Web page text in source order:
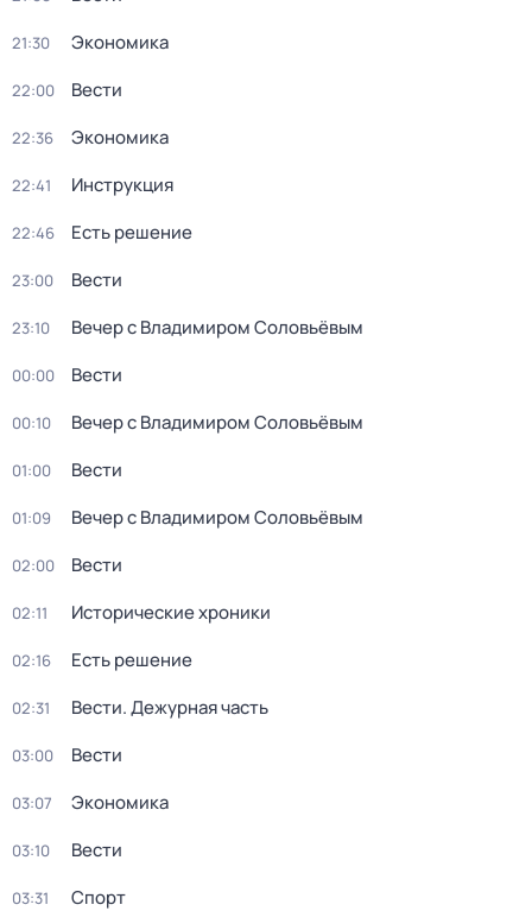
21:30 Экономика
22:00 Вести
22:36 Экономика
22:41 Инструкция
22:46 Есть решение
23:00 Вести
23:10 Вечер с Владимиром Соловьёвым
00:00 Вести
00:10 Вечер с Владимиром Соловьёвым
01:00 Вести
01:09 Вечер с Владимиром Соловьёвым
02:00 Вести
02:11 Исторические хроники
02:16 Есть решение
02:31 Вести. Дежурная часть
03:00 Вести
03:07 Экономика
03:10 Вести
03:31 Спорт